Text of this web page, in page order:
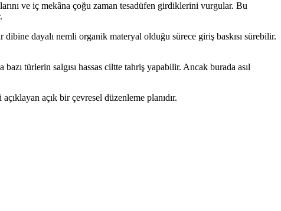
ve iç mekâna çoğu zaman tesadüfen girdiklerini vurgular. Bu
dibine dayalı nemli organik materyal olduğu sürece giriş baskısı sürebilir.
türlerin salgısı hassas ciltte tahriş yapabilir. Ancak burada asıl
açık bir çevresel düzenleme planıdır.